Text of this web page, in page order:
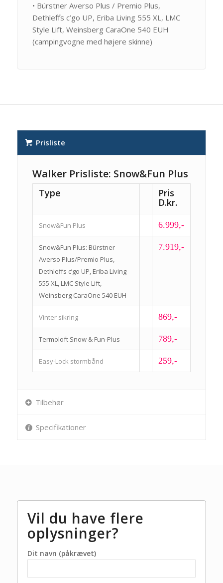
• Bürstner Averso Plus / Premio Plus,
Dethleffs c’go UP, Eriba Living 555 XL, LMC
Style Lift, Weinsberg CaraOne 540 EUH
(campingvogne med højere skinne)
Prisliste
Walker Prisliste: Snow&Fun Plus
Type Pris
D.kr.
Snow&Fun Plus 6.999,-
Snow&Fun Plus: Bürstner
Averso Plus/Premio Plus,
Dethleffs c’go UP, Eriba Living
555 XL, LMC Style Lift,
Weinsberg CaraOne 540 EUH
7.919,-
Vinter sikring 869,-
Termoloft Snow & Fun-Plus 789,-
Easy-Lock stormbånd 259,-
Tilbehør
Specifikationer
Vil du have flere
oplysninger?
Dit navn (påkrævet)